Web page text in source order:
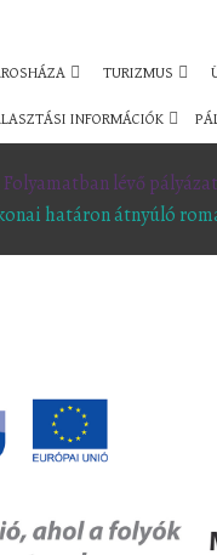
TURIZMUS
INFORMÁCIÓK
Folyamatban lévő
határon átnyúló